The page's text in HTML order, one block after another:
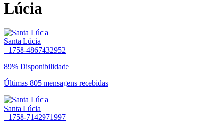
Lúcia
Santa Lúcia
+1758-4867432952
89% Disponibilidade
Últimas 805 mensagens recebidas
Santa Lúcia
+1758-7142971997